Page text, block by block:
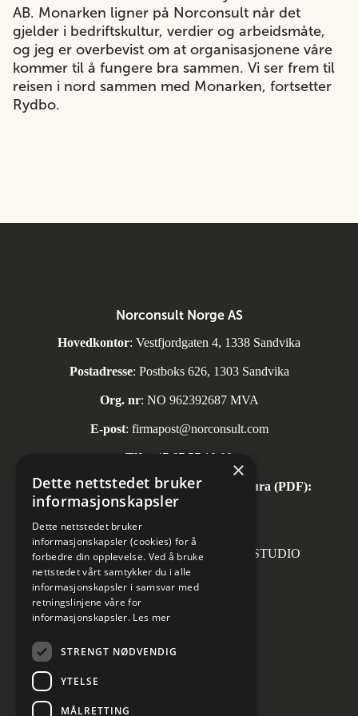
AB. Monarken ligner på Norconsult når det
gjelder i bedriftskultur, verdier og arbeidsmåte,
og jeg er overbevist om at organisasjonene våre
kommer til å fungere bra sammen. Vi ser frem til
reisen i nord sammen med Monarken, fortsetter
Rydbo.
Norconsult Norge AS
Hovedkontor: Vestfjordgaten 4, 1338 Sandvika
Postadresse: Postboks 626, 1303 Sandvika
Org. nr: NO 962392687 MVA
E-post: firmapost@norconsult.com
Tlf: +47 67 57 10 00
Automatisk mottak av inngående faktura (PDF):
invoice.no@norconsult.com
Forsidefoto: RASMUS HJORTSHOJ STUDIO
×
Dette nettstedet bruker
informasjonskapsler
Dette nettstedet bruker
informasjonskapsler (cookies) for å
forbedre din opplevelse. Ved å bruke
nettstedet vårt samtykker du i alle
informasjonskapsler i samsvar med
retningslinjene våre for
informasjonskapsler. Les mer
STRENGT NØDVENDIG
YTELSE
MÅLRETTING